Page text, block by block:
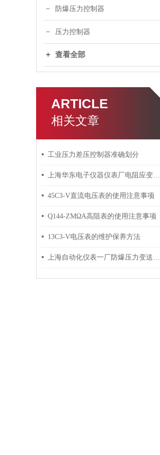
防爆压力控制器
压力控制器
查看全部
ARTICLE
相关文章
工业压力差压控制器准确划分
上海华东电子仪器仪表厂电阻应变式称重传感器的组成及原理
45C3-V直流电压表的使用注意事项
Q144-ZMΩA高阻表的使用注意事项
13C3-V电压表的维护保养方法
上海自动化仪表一厂防爆压力变送器的工作原理及安装注意事项